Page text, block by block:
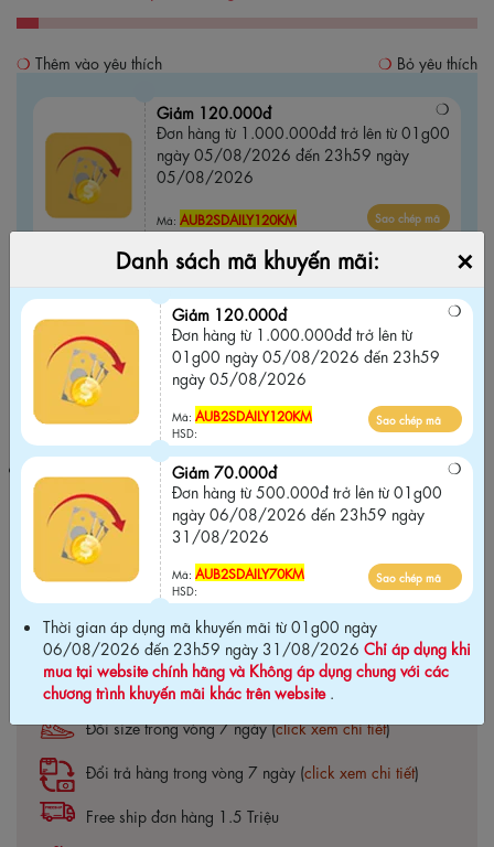
Thêm vào yêu thích Bỏ yêu thích
Giảm 120.000đ
Đơn hàng từ 1.000.000đđ trở lên từ 01g00
ngày 05/08/2026 đến 23h59 ngày
05/08/2026
Mã: AUB2SDAILY120KM Sao chép mã
Giảm 70.000đ
Đơn hàng từ 500.000đ trở lên từ 01g00
ngày 06/08/2026 đến 23h59 ngày
31/08/2026
Mã: AUB2SDAILY70KM
HSD:
Thời gian áp dụng mã khuyến mãi từ 01g00 ngày 06/08/2026
đến 23h59 ngày 31/08/2026Chỉ áp dụng khi mua tại website
chính hãng và Không áp dụng chung với các chương trình khuyến
mãi khác trên website.
Cam kết chính hãng Biti's100%
Bảo hành 03 tháng (click xem chi tiết)
Đổi size trong vòng 7 ngày (click xem chi tiết)
Đổi trả hàng trong vòng 7 ngày (click xem chi tiết)
Free ship đơn hàng 1.5 Triệu
Danh sách mã khuyến mãi: ×
Giảm 120.000đ
Đơn hàng từ 1.000.000đđ trở lên từ
01g00 ngày 05/08/2026 đến 23h59
ngày 05/08/2026
Mã: AUB2SDAILY120KM
HSD:
Sao chép mã
Giảm 70.000đ
Đơn hàng từ 500.000đ trở lên từ 01g00
ngày 06/08/2026 đến 23h59 ngày
31/08/2026
Mã: AUB2SDAILY70KM
HSD:
Sao chép mã
Thời gian áp dụng mã khuyến mãi từ 01g00 ngày
06/08/2026 đến 23h59 ngày 31/08/2026 Chỉ áp dụng khi
mua tại website chính hãng và Không áp dụng chung với các
chương trình khuyến mãi khác trên website